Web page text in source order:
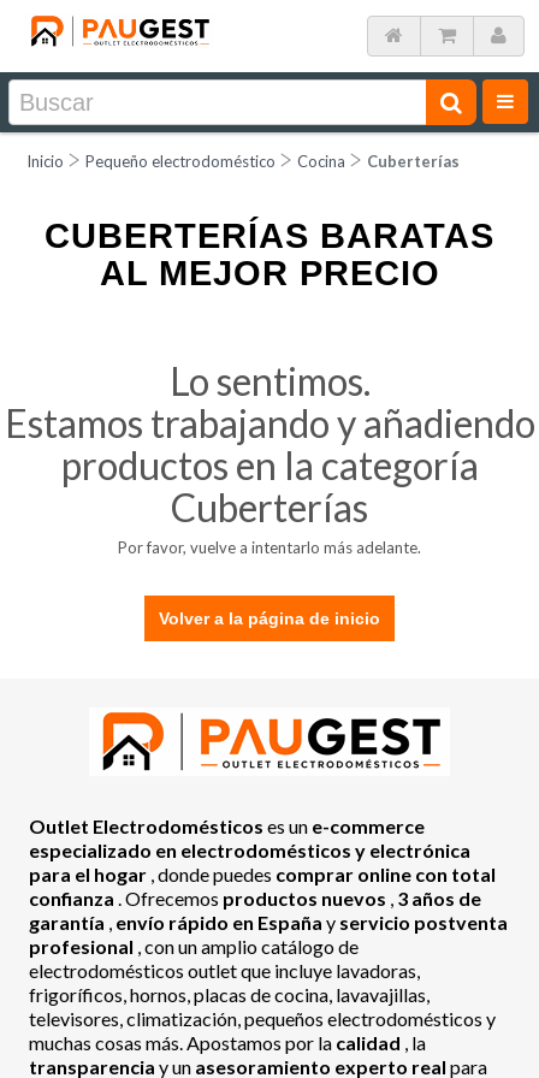
Inicio Pequeño electrodoméstico Cocina Cuberterías
CUBERTERÍAS BARATAS
AL MEJOR PRECIO
Lo sentimos.
Estamos trabajando y añadiendo
productos en la categoría
Cuberterías
Por favor, vuelve a intentarlo más adelante.
Volver a la página de inicio
Outlet Electrodomésticos es un e-commerce
especializado en electrodomésticos y electrónica
para el hogar , donde puedes comprar online con total
confianza . Ofrecemos productos nuevos , 3 años de
garantía , envío rápido en España y servicio postventa
profesional , con un amplio catálogo de
electrodomésticos outlet que incluye lavadoras,
frigoríficos, hornos, placas de cocina, lavavajillas,
televisores, climatización, pequeños electrodomésticos y
muchas cosas más. Apostamos por la calidad , la
transparencia y un asesoramiento experto real para